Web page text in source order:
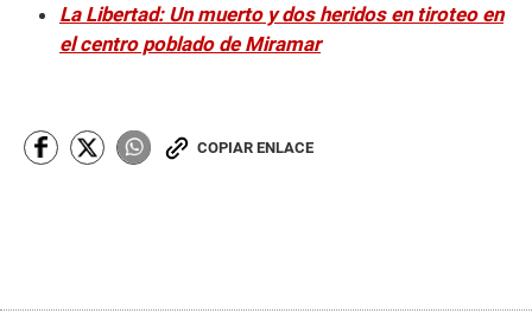
La Libertad: Un muerto y dos heridos en tiroteo en
el centro poblado de Miramar
COPIAR ENLACE